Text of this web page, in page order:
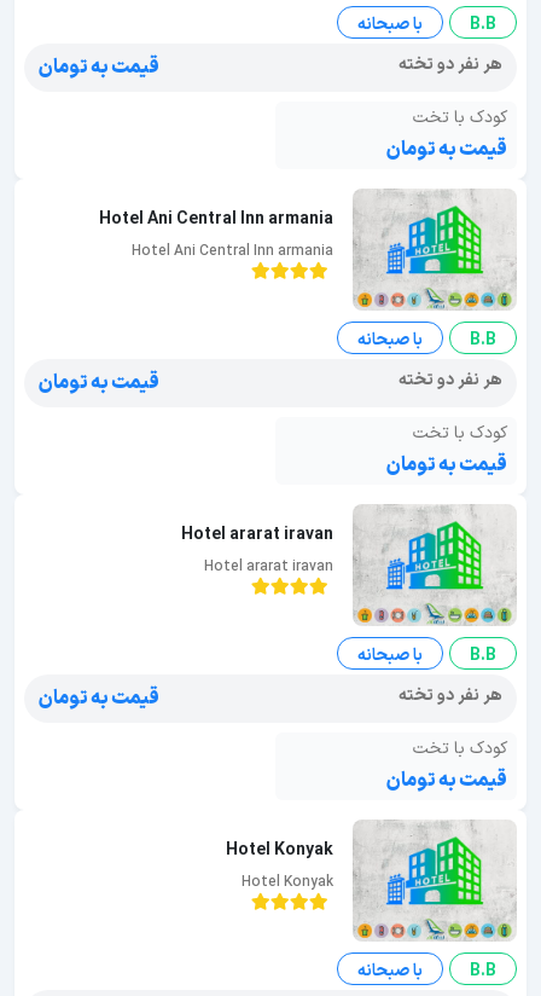
B.B
با صبحانه
هر نفر دو تخته
قیمت به تومان
کودک با تخت
قیمت به تومان
Hotel Ani Central Inn armania
Hotel Ani Central Inn armania
B.B
با صبحانه
هر نفر دو تخته
قیمت به تومان
کودک با تخت
قیمت به تومان
Hotel ararat iravan
Hotel ararat iravan
B.B
با صبحانه
هر نفر دو تخته
قیمت به تومان
کودک با تخت
قیمت به تومان
Hotel Konyak
Hotel Konyak
B.B
با صبحانه